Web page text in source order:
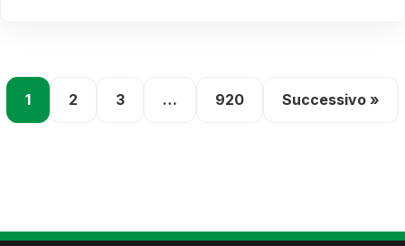
1 2 3 … 920 Successivo »